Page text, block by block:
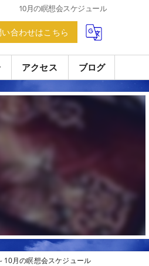
10月の瞑想会スケジュール
い合わせはこちら
アクセス ブログ
10月の瞑想会スケジュール